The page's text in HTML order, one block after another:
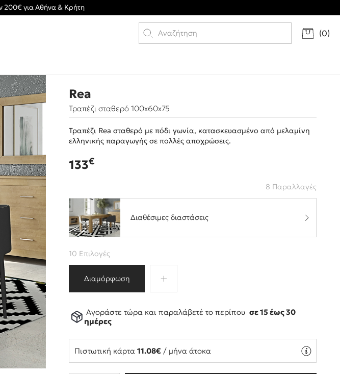
για Αθήνα & Κρήτη
(0)
Rea
Τραπέζι σταθερό 100x60x75
Τραπέζι Rea σταθερό με πόδι γωνία, κατασκευασμένο από μελαμίνη
ελληνικής παραγωγής σε πολλές αποχρώσεις.
133€
8 Παραλλαγές
Διαθέσιμες διαστάσεις
Διαμόρφωση
10 Επιλογές
Αγοράστε τώρα και παραλάβετέ το περίπου σε 15 έως 30
ημέρες
Πιστωτική κάρτα11.08€ / μήνα άτοκα